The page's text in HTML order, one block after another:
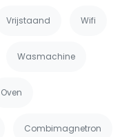
Vrijstaand Wifi
Wasmachine
Oven
Combimagnetron